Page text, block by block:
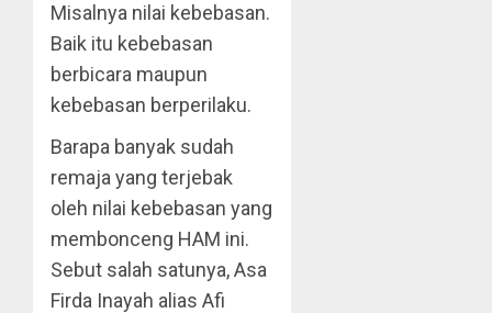
Misalnya nilai kebebasan.
Baik itu kebebasan
berbicara maupun
kebebasan berperilaku.
Barapa banyak sudah
remaja yang terjebak
oleh nilai kebebasan yang
membonceng HAM ini.
Sebut salah satunya, Asa
Firda Inayah alias Afi